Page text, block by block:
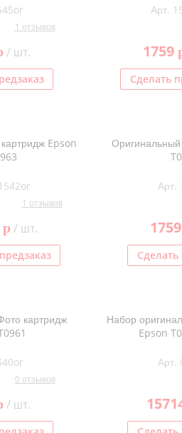
1 отзывов
/ шт.
Арт.
1759
Сделать
Epson
1 отзывов
p/ шт.
Арт.
1759
Сделать
картридж
0 отзывов
/ шт.
Набор
Epson
Арт.